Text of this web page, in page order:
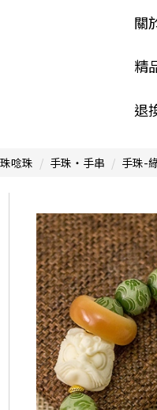
關
精
退
唸珠 手珠‧手串 手珠-